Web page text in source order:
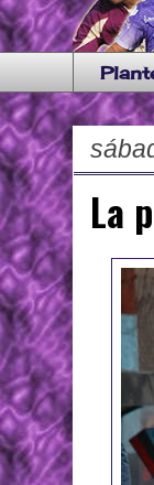
La